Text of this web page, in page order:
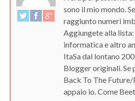
sono il mio mondo.
raggiunto numeri
Aggiungete alla
informatica e altro
ItaSa dal lontano
Blogger originali.
Back To The
appaio io. Come